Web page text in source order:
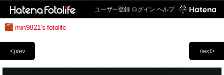
ユーザー登録 ログイン ヘルプ
min9821's fotolife
next>
<prev